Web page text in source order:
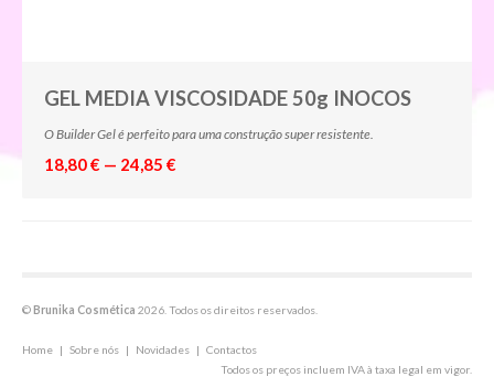
GEL MEDIA VISCOSIDADE 50g INOCOS
O Builder Gel é perfeito para uma construção super resistente.
18,80 € — 24,85 €
©Brunika Cosmética 2026. Todos os direitos reservados.
Home | Sobre nós | Novidades | Contactos
Todos os preços incluem IVA à taxa legal em vigor.